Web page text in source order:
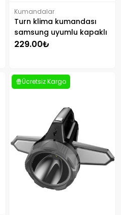
Kumandalar
Turn klima kumandası
samsung uyumlu kapaklı
229.00₺
Ücretsiz Kargo